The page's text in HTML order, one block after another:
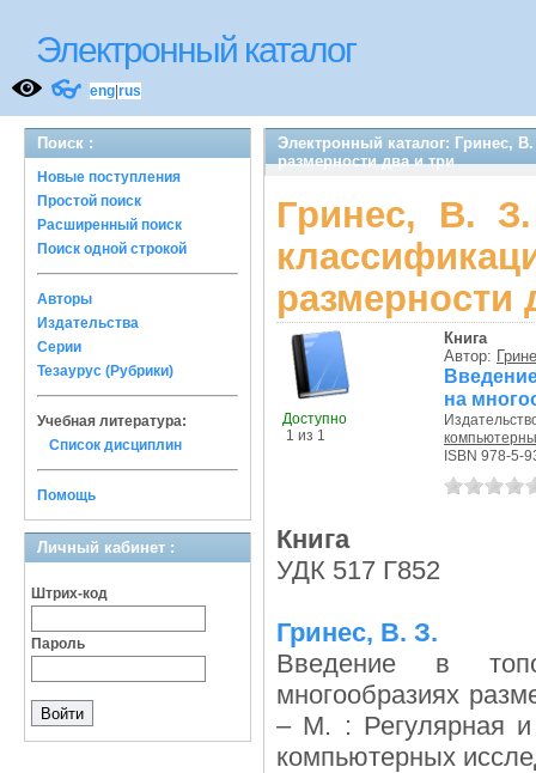
Электронный каталог
👓 eng rus
Поиск :
Новые поступления
Простой поиск
Расширенный поиск
Поиск одной строкой
Авторы
Издательства
Серии
Тезаурус (Рубрики)
Учебная литература:
Список дисциплин
Помощь
Личный кабинет :
Штрих-код
Пароль
Электронный каталог: Гринес,
размерности два и три
Гринес, В.
размерности
Доступно
1 из 1
Книга
Автор:
на
ISBN 978-5-
Книга
УДК 517 Г852
Гринес, В. З.
Введение в
многообразиях
– М. : Регулярная и
компьютерных